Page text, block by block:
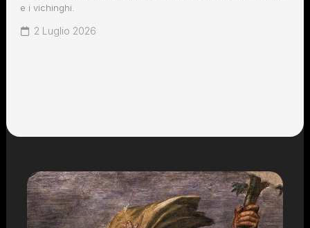
e i vichinghi.
2 Luglio 2026